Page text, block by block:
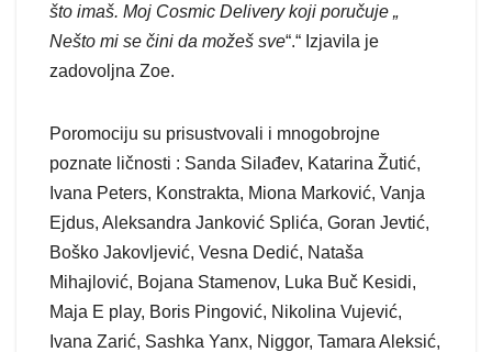
što imaš. Moj Cosmic Delivery koji poručuje „
Nešto mi se čini da možeš sve“.“ Izjavila je
zadovoljna Zoe.
Poromociju su prisustvovali i mnogobrojne
poznate ličnosti : Sanda Silađev, Katarina Žutić,
Ivana Peters, Konstrakta, Miona Marković, Vanja
Ejdus, Aleksandra Janković Splića, Goran Jevtić,
Boško Jakovljević, Vesna Dedić, Nataša
Mihajlović, Bojana Stamenov, Luka Buč Kesidi,
Maja E play, Boris Pingović, Nikolina Vujević,
Ivana Zarić, Sashka Yanx, Niggor, Tamara Aleksić,